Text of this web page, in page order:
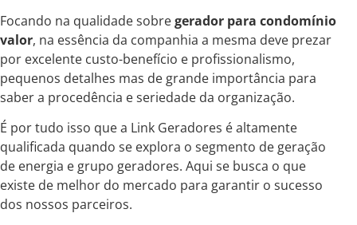
Focando na qualidade sobregerador para condomínio
valor, na essência da companhia a mesma deve prezar
por excelente custo-benefício e profissionalismo,
pequenos detalhes mas de grande importância para
saber a procedência e seriedade da organização.
É por tudo isso que a Link Geradores é altamente
qualificada quando se explora o segmento de geração
de energia e grupo geradores. Aqui se busca o que
existe de melhor do mercado para garantir o sucesso
dos nossos parceiros.